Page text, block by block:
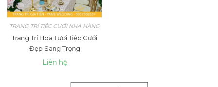
TRANG TRÍ TIỆC CƯỚI NHÀ HÀNG
Trang Trí Hoa Tươi Tiệc Cưới
Đẹp Sang Trọng
Liên hệ